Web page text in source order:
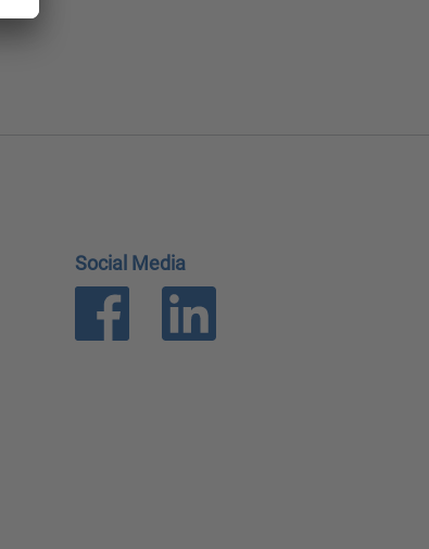
Social Media